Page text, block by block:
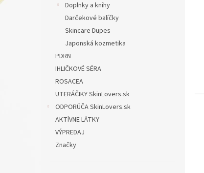
Doplnky a knihy
Darčekové balíčky
Skincare Dupes
Japonská kozmetika
PDRN
IHLIČKOVÉ SÉRA
ROSACEA
UTERÁČIKY SkinLovers.sk
ODPORÚČA SkinLovers.sk
AKTÍVNE LÁTKY
VÝPREDAJ
Značky